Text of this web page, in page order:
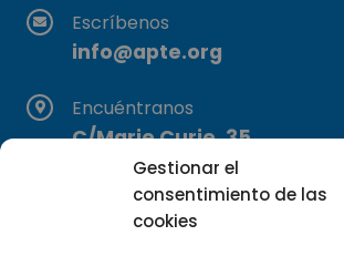
Gestionar el
consentimiento de las
cookies
Escríbenos
info@apte.org
Encuéntranos
C/Marie Curie, 35
29590 Campanillas, Málaga